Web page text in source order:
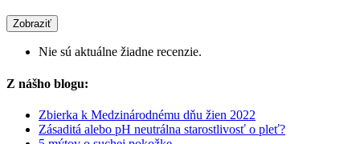
Zobraziť
Nie sú aktuálne žiadne recenzie.
Z nášho blogu:
Zbierka k Medzinárodnému dňu žien 2022
Zásaditá alebo pH neutrálna starostlivosť o pleť?